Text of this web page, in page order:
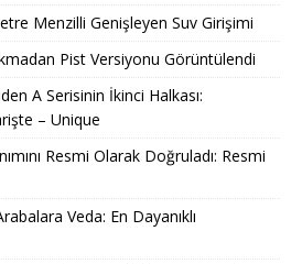
Menzilli Genişleyen Suv Girişimi
Pist Versiyonu Görüntülendi
A Serisinin İkinci Halkası:
– Unique
Resmi Olarak Doğruladı: Resmi
Veda: En Dayanıklı